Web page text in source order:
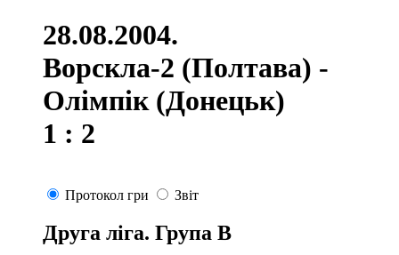
28.08.2004.
Ворскла-2 (Полтава) -
Олімпік (Донецьк)
1 : 2
Протокол гри Звіт
Друга ліга. Група В